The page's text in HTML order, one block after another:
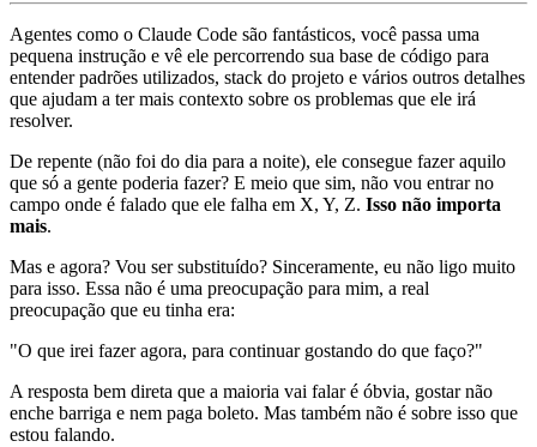
Agentes como o Claude Code são fantásticos, você passa uma
pequena instrução e vê ele percorrendo sua base de código para
entender padrões utilizados, stack do projeto e vários outros detalhes
que ajudam a ter mais contexto sobre os problemas que ele irá
resolver.
De repente (não foi do dia para a noite), ele consegue fazer aquilo
que só a gente poderia fazer? E meio que sim, não vou entrar no
campo onde é falado que ele falha em X, Y, Z. Isso não importa
mais.
Mas e agora? Vou ser substituído? Sinceramente, eu não ligo muito
para isso. Essa não é uma preocupação para mim, a real
preocupação que eu tinha era:
"O que irei fazer agora, para continuar gostando do que faço?"
A resposta bem direta que a maioria vai falar é óbvia, gostar não
enche barriga e nem paga boleto. Mas também não é sobre isso que
estou falando.